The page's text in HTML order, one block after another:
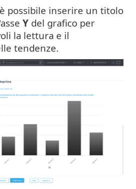
possibile inserire un titolo
Y del grafico per
la lettura e il
tendenze.